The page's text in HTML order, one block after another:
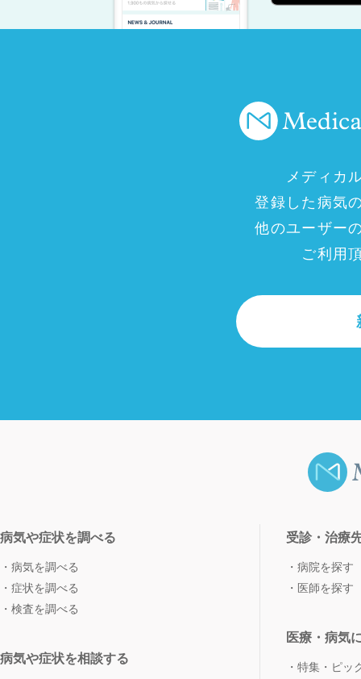
メディカ
登録した病気
他のユーザー
ご利用
病気や症状を調べる
病気を調べる
症状を調べる
検査を調べる
病気や症状を相談する
受診・治療
病院を探す
医師を探す
医療・病気
特集・ピッ